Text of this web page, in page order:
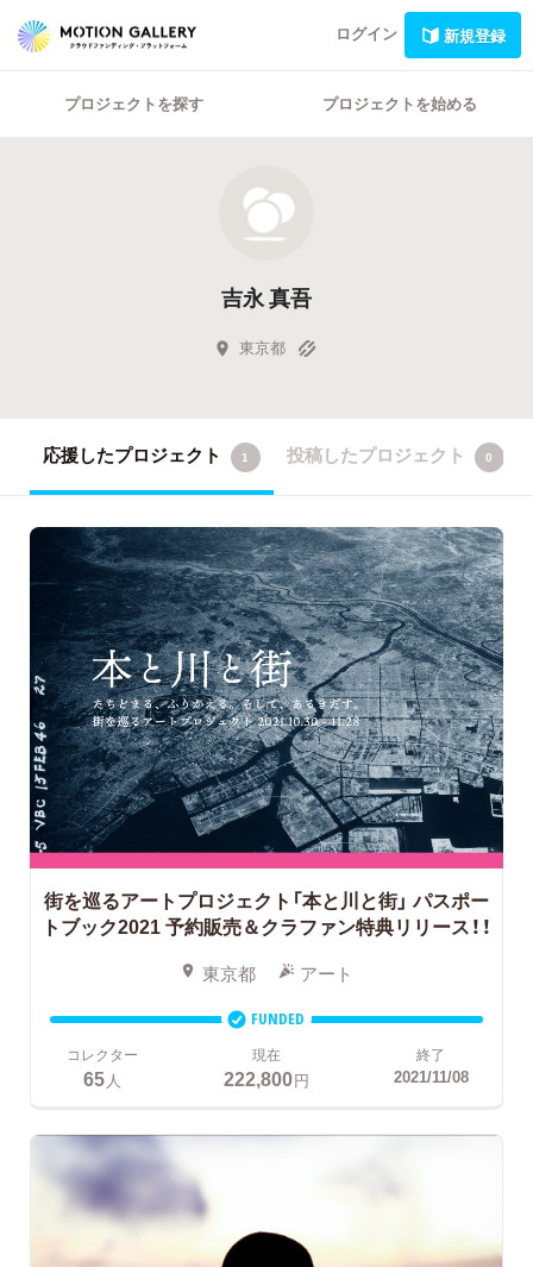
ログイン 新規登録
プロジェクトを探す プロジェクトを始める
吉永 真吾
東京都
応援したプロジェクト 1 投稿したプロジェクト 0
街を巡るアートプロジェクト「本と川と街」 パスポー
トブック2021 予約販売＆クラファン特典リリース！！
東京都 アート
FUNDED
コレクター
65 人
現在
222,800円
終了
2021/11/08